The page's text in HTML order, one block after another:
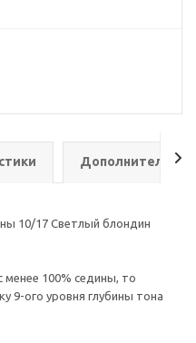
Дополнительно
10/17 Светлый блондин
менее 100% седины, то
9-ого уровня глубины тона